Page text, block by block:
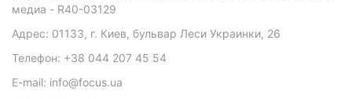
медиа - R40-03129
Адрес: 01133, г. Киев, бульвар Леси Украинки, 26
Телефон: +38 044 207 45 54
E-mail: info@focus.ua